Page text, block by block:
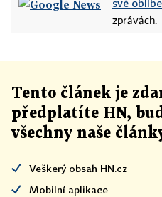
své
zprávách.
Tento článek je
předplatíte HN,
všechny naše
Veškerý obsah HN.cz
Mobilní aplikace